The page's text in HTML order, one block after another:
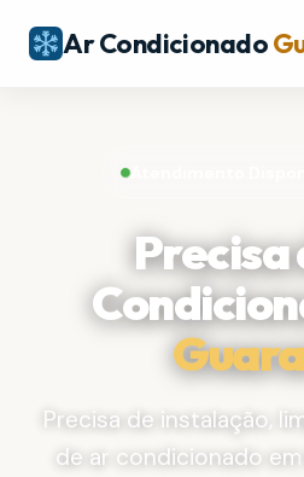
Ar Condicionado
Atendimento
Precisa
Precisa de instalação,
de ar condicionado em